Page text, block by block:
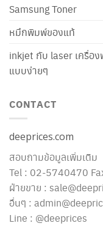
Samsung Toner
หมึกพิมพ์ของแท้
inkjet กับ laser เครื่อง
แบบง่ายๆ
CONTACT
deeprices.com
สอบถามข้อมูลเพิ่มเติม
Tel : 02-5740470
ฝ่ายขาย :
อื่นๆ :
Line : @deeprices